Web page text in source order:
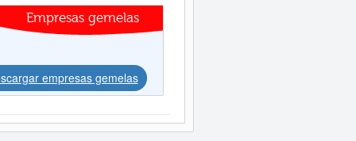
Empresas gemelas
empresas gemelas